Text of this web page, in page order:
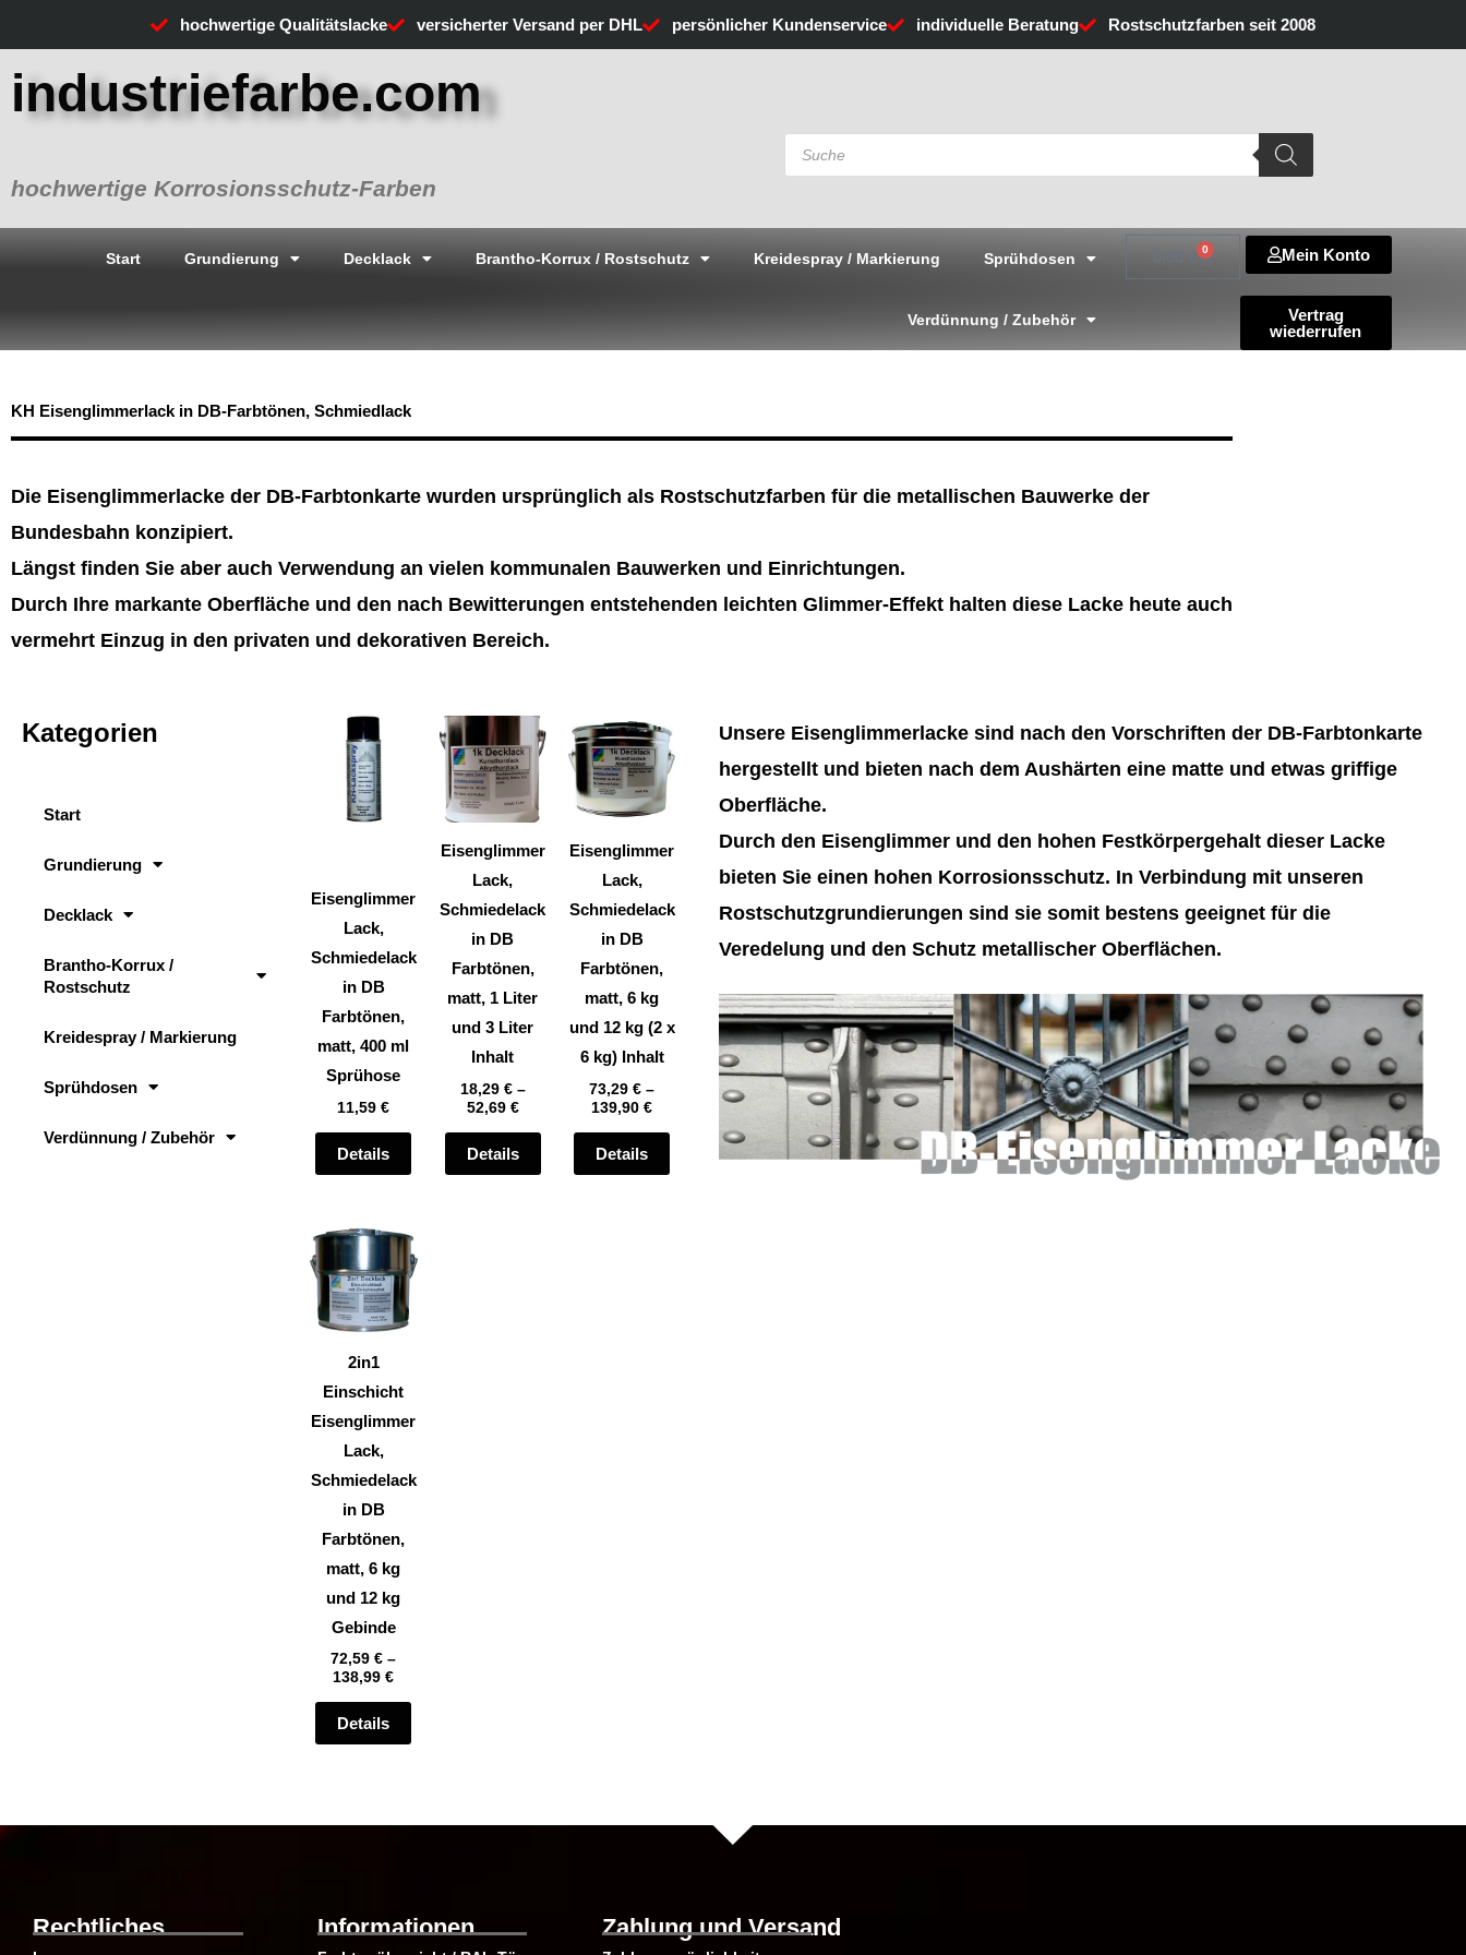
springen
hochwertige Qualitätslacke versicherter Versand per DHL persönlicher Kundenservice individuelle Beratung Rostschutzfarben seit 2008
industriefarbe.com
hochwertige Korrosionsschutz-Farben
Products
search
Start Grundierung Decklack Brantho-Korrux / Rostschutz Kreidespray / Markierung Sprühdosen
Verdünnung / Zubehör
0
WarenkorbMein Konto
Vertrag
wiederrufen
KH Eisenglimmerlack in DB-Farbtönen, Schmiedlack
Die Eisenglimmerlacke der DB-Farbtonkarte wurden ursprünglich als Rostschutzfarben für die metallischen Bauwerke der
Bundesbahn konzipiert.
Längst finden Sie aber auch Verwendung an vielen kommunalen Bauwerken und Einrichtungen.
Durch Ihre markante Oberfläche und den nach Bewitterungen entstehenden leichten Glimmer-Effekt halten diese Lacke heute auch
vermehrt Einzug in den privaten und dekorativen Bereich.
Kategorien
Start
Grundierung
Decklack
Brantho-Korrux /
Rostschutz
Kreidespray / Markierung
Sprühdosen
Verdünnung / Zubehör
Eisenglimmer
Lack,
Schmiedelack
in DB
Farbtönen,
matt, 400 ml
Sprühose
11,59€
Details
Dieses
Produkt
mehrere
Varianten
Die
Optionen
können
Produktseite
gewählt
Eisenglimmer
Lack,
Schmiedelack
in DB
Farbtönen,
matt, 1 Liter
und 3 Liter
Inhalt
18,29 €–
52,69 €
Details
Dieses
Produkt
weist
mehrere
Varianten
Die
Optionen
können
Produktseite
gewählt
werden
Eisenglimmer
Lack,
Schmiedelack
in DB
Farbtönen,
matt, 6 kg
und 12 kg (2 x
6 kg) Inhalt
73,29 € –
139,90 €
Details
Dieses
Produkt
mehrere
Varianten
Die
der
Produktseite
2in1
Einschicht
Eisenglimmer
Lack,
Schmiedelack
in DB
Farbtönen,
matt, 6 kg
und 12 kg
Gebinde
72,59€ –
138,99€
Details
Dieses
Produkt
Die
können
Unsere Eisenglimmerlacke sind nach den Vorschriften der DB-Farbtonkarte
hergestellt und bieten nach dem Aushärten eine matte und etwas griffige
Oberfläche.
Durch den Eisenglimmer und den hohen Festkörpergehalt dieser Lacke
bieten Sie einen hohen Korrosionsschutz. In Verbindung mit unseren
Rostschutzgrundierungen sind sie somit bestens geeignet für die
Veredelung und den Schutz metallischer Oberflächen.
Rechtliches Informationen Zahlung und Versand